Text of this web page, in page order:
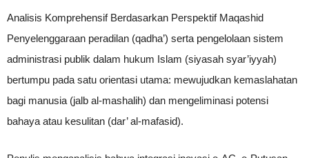
Analisis Komprehensif Berdasarkan Perspektif Maqashid
Penyelenggaraan peradilan (qadha’) serta pengelolaan sistem
administrasi publik dalam hukum Islam (siyasah syar’iyyah)
bertumpu pada satu orientasi utama: mewujudkan kemaslahatan
bagi manusia (jalb al-mashalih) dan mengeliminasi potensi
bahaya atau kesulitan (dar’ al-mafasid).